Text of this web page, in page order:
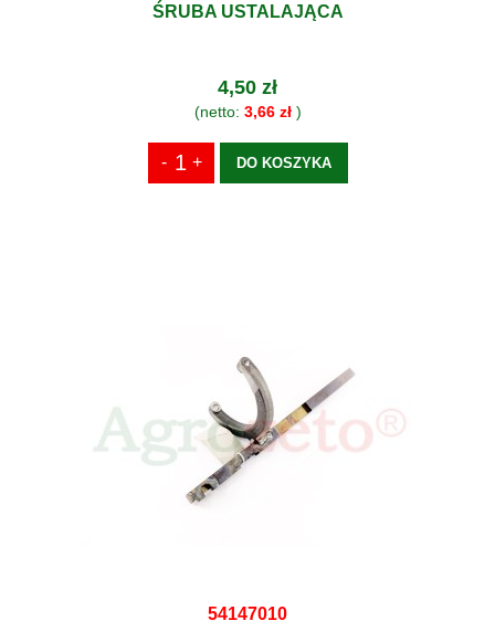
ŚRUBA USTALAJĄCA
4,50 zł
(netto: 3,66 zł)
DO KOSZYKA
54147010